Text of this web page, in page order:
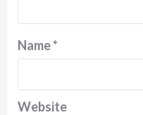
Name*
Website